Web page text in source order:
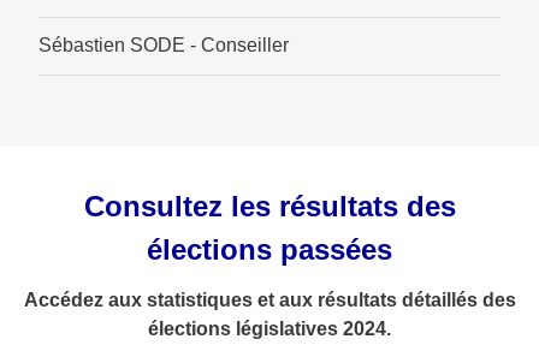
Sébastien SODE - Conseiller
Consultez les résultats des
élections passées
Accédez aux statistiques et aux résultats détaillés des
élections législatives 2024.